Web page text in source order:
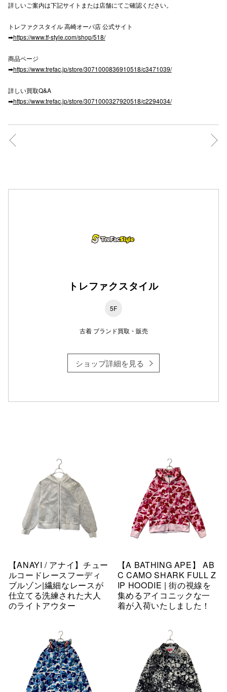
詳しいご案内は下記サイトまたは店舗にてご確認ください。
トレファクスタイル 高崎オーパ店 公式サイト
➡https://www.tf-style.com/shop/518/
商品ページ
➡https://www.trefac.jp/store/3071000836910518/c3471039/
詳しい買取Q&A
➡https://www.trefac.jp/store/3071000327920518/c2294034/
トレファクスタイル
5F
古着 ブランド買取・販売
ショップ詳細を見る
【ANAYI / アナイ】チュー
ルコードレースフーディ
ブルゾン|繊細なレースが
仕立てる洗練された大人
のライトアウター
【A BATHING APE】 AB
C CAMO SHARK FULL Z
IP HOODIE | 街の視線を
集めるアイコニックな一
着が入荷いたしました！